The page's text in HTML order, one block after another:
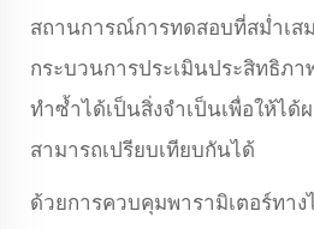
สถานการณ์การทดสอบที่สม่ำเส
กระบวนการประเมินประสิทธิภ
ทำซ้ำได้เป็นสิ่งจำเป็นเพื่อให้ได้
สามารถเปรียบเทียบกันได้
ด้วยการควบคุมพารามิเตอร์ทา